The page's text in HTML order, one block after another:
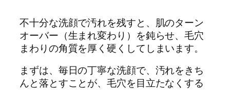
不十分な洗顔で汚れを残すと、肌のターン
オーバー（生まれ変わり）を鈍らせ、毛穴
まわりの角質を厚く硬くしてしまいます。
まずは、毎日の丁寧な洗顔で、汚れをきち
んと落とすことが、毛穴を目立たなくする